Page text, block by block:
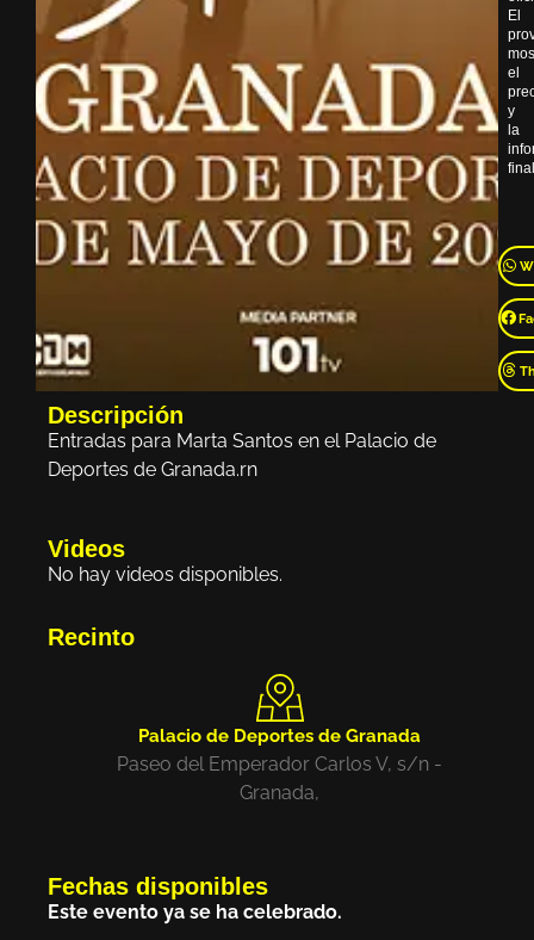
El
el
y
la
Descripción
Entradas para Marta Santos en el Palacio de
Deportes de Granada.rn
Videos
No hay videos disponibles.
Recinto
Palacio de Deportes de Granada
Paseo del Emperador Carlos V, s/n -
Granada,
Fechas disponibles
Este evento ya se ha celebrado.